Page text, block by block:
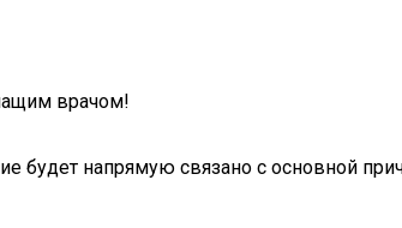
врачом!
будет напрямую связано с основной